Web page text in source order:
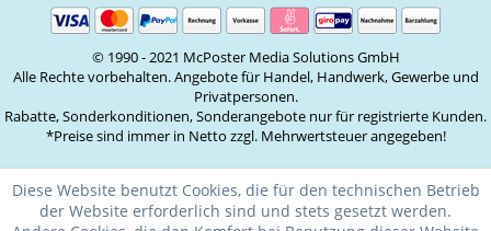
© 1990 - 2021 McPoster Media Solutions GmbH
Alle Rechte vorbehalten. Angebote für Handel, Handwerk, Gewerbe und
Privatpersonen.
Rabatte, Sonderkonditionen, Sonderangebote nur für registrierte Kunden.
*Preise sind immer in Netto zzgl. Mehrwertsteuer angegeben!
Diese Website benutzt Cookies, die für den technischen Betrieb
der Website erforderlich sind und stets gesetzt werden.